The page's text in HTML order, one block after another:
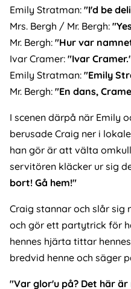
Emily Stratman: "I'd be
Mrs. Bergh / Mr. Bergh:
Mr. Bergh: "Hur var
Ivar Cramer: "Ivar
Emily Stratman: "Emily
Mr. Bergh: "En dans,
I scenen därpå när Emily
berusade Craig ner i
han gör är att välta
servitören kläcker ur sig
bort! Gå hem!"
Craig stannar och slår sig
och gör ett partytrick för
hennes hjärta tittar
bredvid henne och säger
"Var glor'u på? Det här